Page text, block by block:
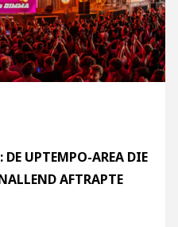
DE UPTEMPO-AREA DIE
AFTRAPTE